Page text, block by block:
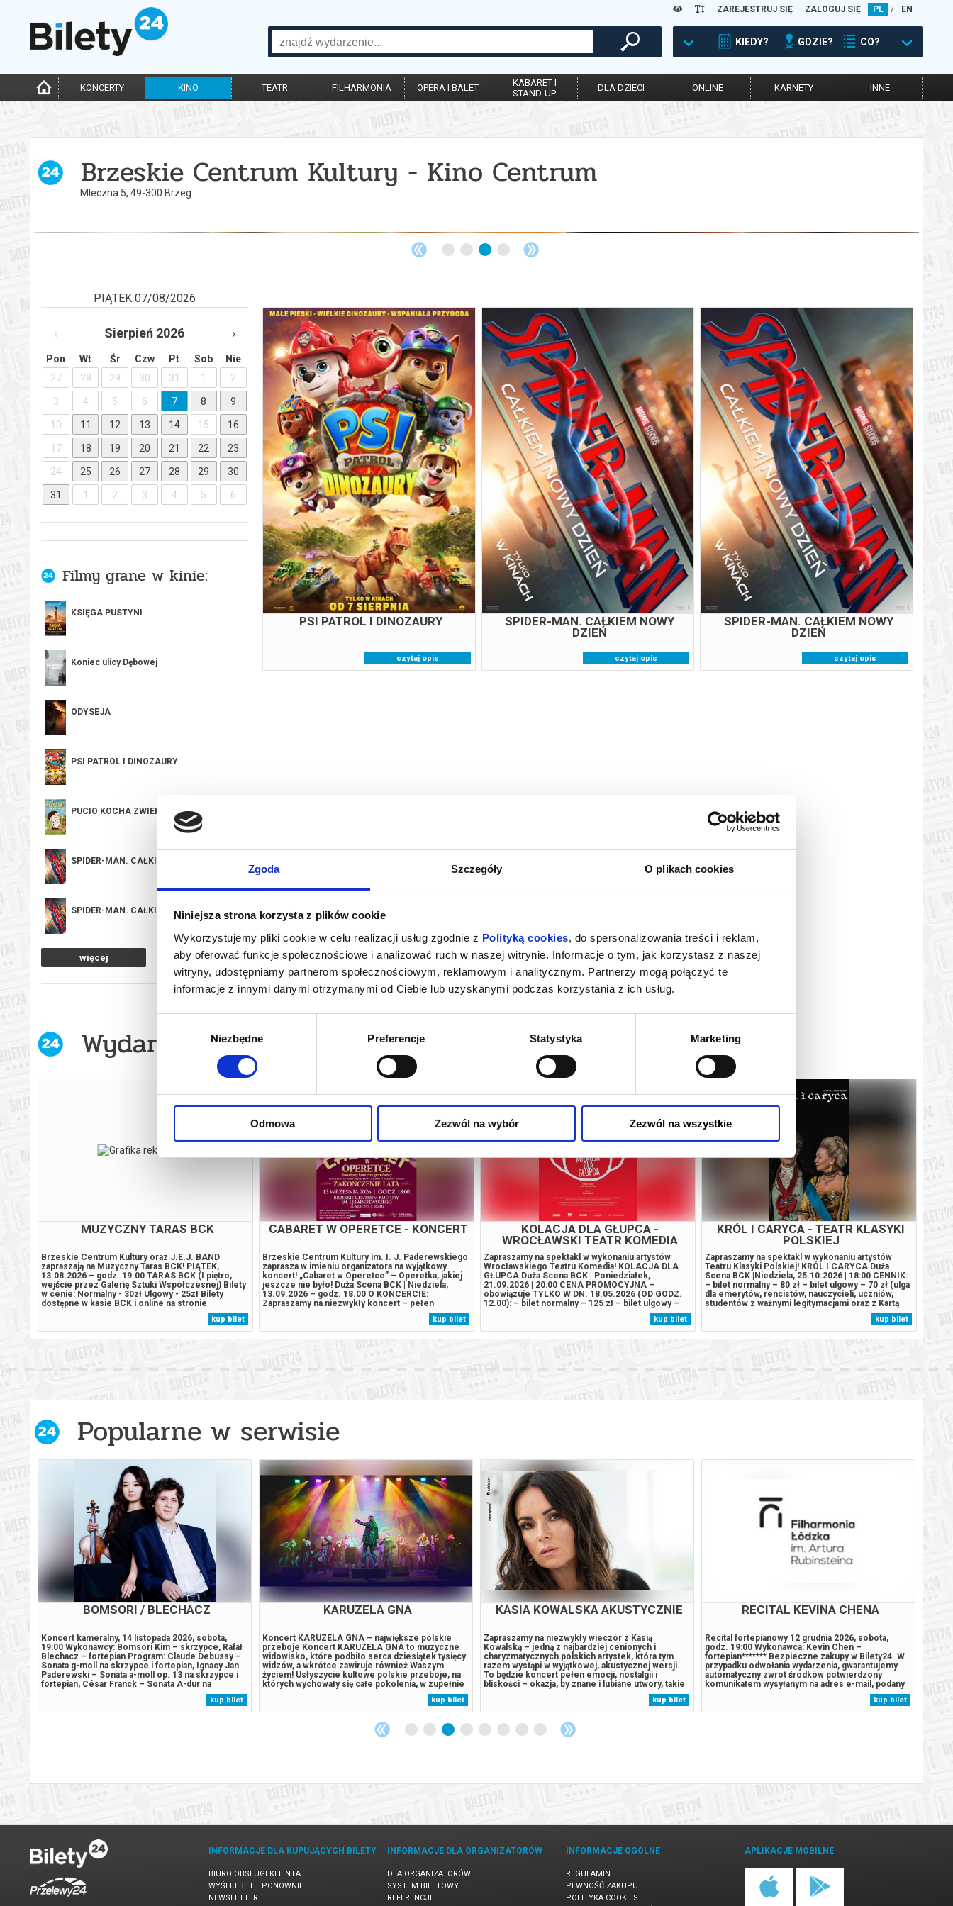
Zgoda Szczegóły O plikach cookies
Niniejsza strona korzysta z plików cookie
Wykorzystujemy pliki cookie w celu realizacji usług zgodnie z Polityką cookies, do spersonalizowania treści i reklam,
aby oferować funkcje społecznościowe i analizować ruch w naszej witrynie. Informacje o tym, jak korzystasz z naszej
witryny, udostępniamy partnerom społecznościowym, reklamowym i analitycznym. Partnerzy mogą połączyć te
informacje z innymi danymi otrzymanymi od Ciebie lub uzyskanymi podczas korzystania z ich usług.
Niezbędne Preferencje Statystyka Marketing
Odmowa Zezwól na wybór Zezwól na wszystkie
ZAREJESTRUJ SIĘ ZALOGUJ SIĘ PL / EN
KIEDY? GDZIE? CO?
KONCERTY KINO TEATR FILHARMONIA OPERA I BALET
KABARET I
STAND-UP
DLA DZIECI ONLINE KARNETY INNE
Brzeskie Centrum Kultury - Kino Centrum
Mleczna 5, 49-300 Brzeg
PIĄTEK 07/08/2026
‹ Sierpień 2026 ›
Pon Wt Śr Czw Pt Sob
Nie
27
28 29 30 31 1 2
3 4 5 6 7 8 9
10 11 12 13 14 15 16
17 18 19 20 21 22 23
24 25 26 27 28 29 30
31 1 2 3 4 5 6
Filmy grane w kinie:
KSIĘGA PUSTYNI
Koniec ulicy Dębowej
ODYSEJA
PSI PATROL I DINOZAURY
PUCIO KOCHA ZWIERZAKI
SPIDER-MAN. CAŁKIEM NOWY DZIEŃ
SPIDER-MAN. CAŁKIEM NOWY DZIEŃ
WSZYSCY MOI WROGOWIE
więcej
PSI PATROL I DINOZAURY
PSI PATROL I DINOZAURY
07.08.2026
12:00 15:00
czytaj opis
SPIDER-MAN. CAŁKIEM NOWY
DZIEŃ
SPIDER-MAN. CAŁKIEM NOWY
DZIEŃ
07.08.2026
17:00
czytaj opis
SPIDER-MAN. CAŁKIEM NOWY
DZIEŃ
SPIDER-MAN. CAŁKIEM NOWY
DZIEŃ
07.08.2026
19:40
czytaj opis
Wydarzenia w wybranym obiekcie
MUZYCZNY TARAS BCK
Brzeskie Centrum Kultury oraz J.E.J. BAND
zapraszają na Muzyczny Taras BCK! PIĄTEK,
13.08.2026 – godz. 19.00 TARAS BCK (I piętro,
wejście przez Galerię Sztuki Współczesnej) Bilety
w cenie: Normalny - 30zł Ulgowy - 25zł Bilety
dostępne w kasie BCK i online na stronie
bilety24.pl/brzeskiecentrum kultury Zapraszamy na
wyjatkowy koncert wakacyjny w formacie, który po
kilku latach nieobecności wraca na...
kup bilet
CABARET W OPERETCE - KONCERT
Brzeskie Centrum Kultury im. I. J. Paderewskiego
zaprasza w imieniu organizatora na wyjątkowy
koncert! „Cabaret w Operetce” – Operetka, jakiej
jeszcze nie było! Duża Scena BCK | Niedziela,
13.09.2026 – godz. 18.00 O KONCERCIE:
Zapraszamy na niezwykły koncert – pełen
muzycznego kunsztu, błyskotliwego humoru i
szczypty szaleństwa! To prawdziwa eksplozja
dobrej energii, gdzie świat operetki spotyka
kabaret...
kup bilet
KOLACJA DLA GŁUPCA -
WROCŁAWSKI TEATR KOMEDIA
Zapraszamy na spektakl w wykonaniu artystów
Wrocławskiego Teatru Komedia! KOLACJA DLA
GŁUPCA Duża Scena BCK | Poniedziałek,
21.09.2026 | 20:00 CENA PROMOCYJNA –
obowiązuje TYLKO W DN. 18.05.2026 (OD GODZ.
12.00): – bilet normalny – 125 zł – bilet ulgowy –
105 zł (ulga dla emerytów, rencistów, nauczycieli,
uczniów, studentów z ważnymi legitymacjami oraz
z Kartą Dużej Rodziny) – bilet ulgowy – II balkon...
kup bilet
KRÓL I CARYCA - TEATR KLASYKI
POLSKIEJ
Zapraszamy na spektakl w wykonaniu artystów
Teatru Klasyki Polskiej! KRÓL I CARYCA Duża
Scena BCK |Niedziela, 25.10.2026 | 18:00 CENNIK:
– bilet normalny – 80 zł – bilet ulgowy – 70 zł (ulga
dla emerytów, rencistów, nauczycieli, uczniów,
studentów z ważnymi legitymacjami oraz z Kartą
Dużej Rodziny) – bilet grupowy – 60zł (od 10 osób)
OPIS SPEKTAKLU: Romans ostatniego polskiego
króla z carycą Katarzyną...
kup bilet
Popularne w serwisie
BOMSORI / BLECHACZ
Koncert kameralny, 14 listopada 2026, sobota,
19:00 Wykonawcy: Bomsori Kim – skrzypce, Rafał
Blechacz – fortepian Program: Claude Debussy –
Sonata g-moll na skrzypce i fortepian, Ignacy Jan
Paderewski – Sonata a-moll op. 13 na skrzypce i
fortepian, César Franck – Sonata A-dur na
skrzypce i fortepian, Karol Szymanowski –
„Nokturn i Tarantella” op. 28******* Bezpieczne
zakupy w Bilety24. W przypadku...
kup bilet
KARUZELA GNA
Koncert KARUZELA GNA – największe polskie
przeboje Koncert KARUZELA GNA to muzyczne
widowisko, które podbiło serca dziesiątek tysięcy
widzów, a wkrótce zawiruje również Waszym
życiem! Usłyszycie kultowe polskie przeboje, na
których wychowały się całe pokolenia, w zupełnie
Kilkudziesięciu wokalistów na scenie, wyjątkowe
kup bilet
KASIA KOWALSKA AKUSTYCZNIE
Zapraszamy na niezwykły wieczór z Kasią
Kowalską – jedną z najbardziej cenionych i
charyzmatycznych polskich artystek, która tym
razem wystąpi w wyjątkowej, akustycznej wersji.
To będzie koncert pełen emocji, nostalgii i
bliskości – okazja, by znane i lubiane utwory, takie
jak Prowadź mnie, Spowiedź, Antidotum czy To, co
dobre usłyszeć w zupełnie nowych, subtelnych
aranżacjach. W tej odsłonie muzyka...
kup bilet
RECITAL KEVINA CHENA
Recital fortepianowy 12 grudnia 2026, sobota,
godz. 19:00 Wykonawca: Kevin Chen –
fortepian******* Bezpieczne zakupy w Bilety24. W
przypadku odwołania wydarzenia, gwarantujemy
automatyczny zwrot środków potwierdzony
komunikatem wysyłanym na adres e-mail, podany
kup bilet
w
INFORMACJE DLA KUPUJĄCYCH BILETY
BIURO OBSŁUGI KLIENTA
WYŚLIJ BILET PONOWNIE
NEWSLETTER
INFORMACJE DLA ORGANIZATORÓW
DLA ORGANIZATORÓW
SYSTEM BILETOWY
REFERENCJE
INFORMACJE OGÓLNE
REGULAMIN
PEWNOŚĆ ZAKUPU
POLITYKA COOKIES
APLIKACJE MOBILNE